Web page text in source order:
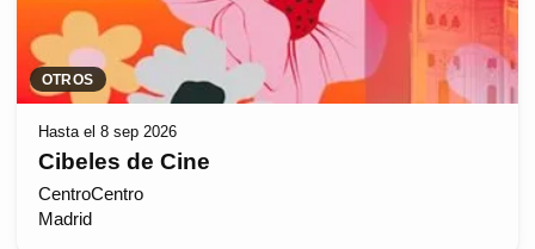
OTROS
Hasta el 8 sep 2026
Cibeles de Cine
CentroCentro
Madrid